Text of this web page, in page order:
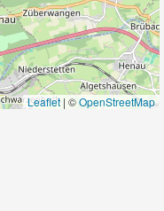
Leaflet | ©OpenStreetMap